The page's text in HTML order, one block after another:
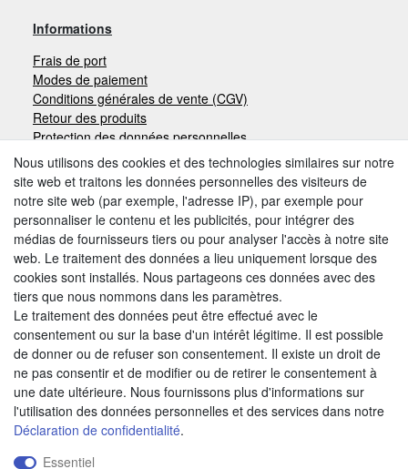
Informations
Frais de port
Modes de paiement
Conditions générales de vente (CGV)
Retour des produits
Protection des données personnelles
Mentions légales
Moyens de paiement
Autres modes de paiement:
Paiement à réception de facture
Paiement anticipé
Nous trouver
Nous utilisons des cookies et des technologies similaires sur notre
site web et traitons les données personnelles des visiteurs de
notre site web (par exemple, l'adresse IP), par exemple pour
personnaliser le contenu et les publicités, pour intégrer des
médias de fournisseurs tiers ou pour analyser l'accès à notre site
web. Le traitement des données a lieu uniquement lorsque des
cookies sont installés. Nous partageons ces données avec des
tiers que nous nommons dans les paramètres.
Le traitement des données peut être effectué avec le
consentement ou sur la base d'un intérêt légitime. Il est possible
de donner ou de refuser son consentement. Il existe un droit de
ne pas consentir et de modifier ou de retirer le consentement à
une date ultérieure. Nous fournissons plus d'informations sur
l'utilisation des données personnelles et des services dans notre
Déclaration de confidentialité.
Essentiel